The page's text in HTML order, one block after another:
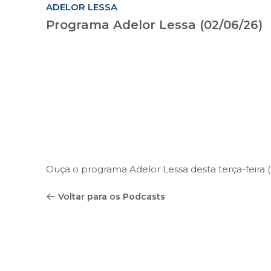
ADELOR LESSA
Programa Adelor Lessa (02/06/26)
Ouça o programa Adelor Lessa desta terça-feira
Voltar para os Podcasts